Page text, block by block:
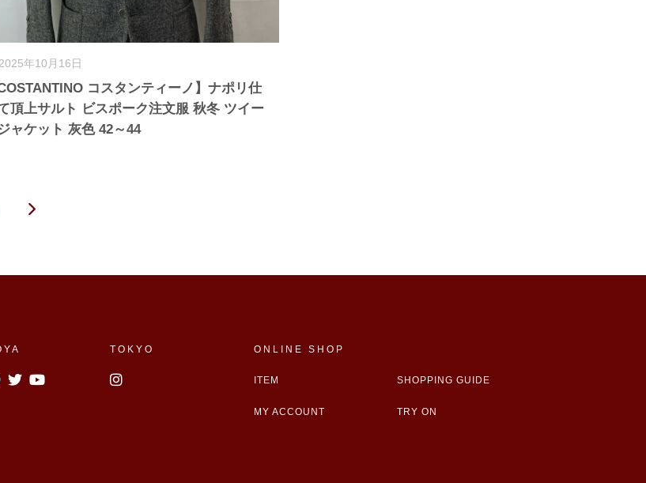
2025年10月16日
COSTANTINO コスタンティーノ】ナポリ仕
頂上サルト ビスポーク注文服 秋冬 ツイー
ャケット 灰色 42～44
TOKYO ONLINE SHOP
ITEM SHOPPING GUIDE
MY ACCOUNT TRY ON